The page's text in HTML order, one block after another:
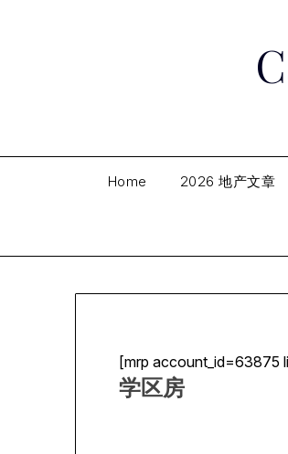
Home 2026 地产文章
[mrp account_id=63875
学区房